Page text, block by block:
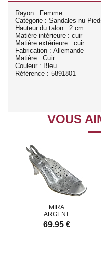
Rayon : Femme
Catégorie : Sandales nu
Hauteur du talon : 2 cm
Matière intérieure : cuir
Matière extérieure : cuir
Fabrication : Allemande
Matière : Cuir
Couleur : Bleu
Référence : 5891801
VOUS
MIRA
ARGENT
69.95 €